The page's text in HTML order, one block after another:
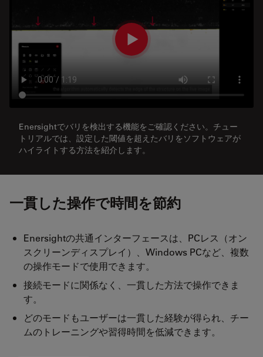
Enersightでバリを検出する機能をご確認ください。チュー
トリアルでは、設定した閾値を超えたバリをソフトウェアが
ハイライトする方法を紹介します。
一貫した操作で時間を節約
Enersightの共通インターフェースは、PCレス（オン
スクリーンディスプレイ）、Windows PCなど、複数
の操作モードで使用できます。
接続モードに関係なく、一貫した方法で操作できま
す。
どのモードもユーザーは一貫した経験が得られ、チー
ムのトレーニングや習得時間を低減できます。